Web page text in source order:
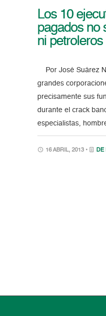
Los 10
pagados no
ni petroleros
Por José Suárez
grandes
precisamente sus
durante el crack
especialistas,
16 ABRIL, 2013 • DE